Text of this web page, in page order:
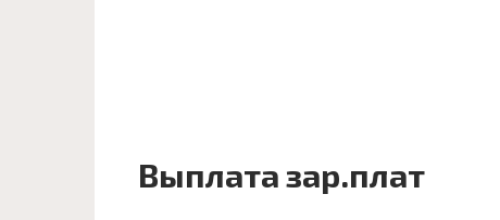
Выплата зар.плат